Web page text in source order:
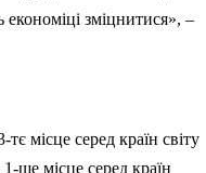
економіці зміцнитися», –
місце серед країн світу
1-ше місце серед країн